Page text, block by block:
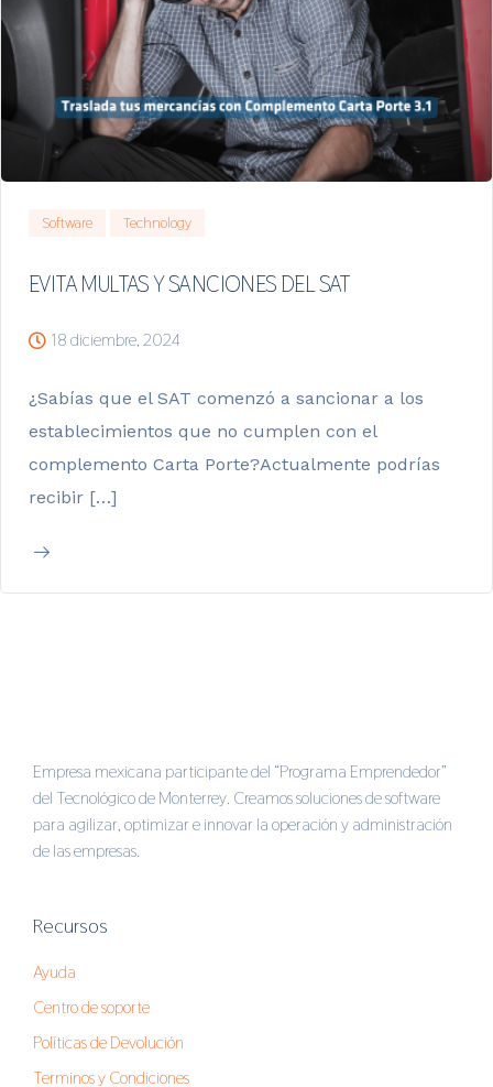
Software Technology
EVITA MULTAS Y SANCIONES DEL SAT
18 diciembre, 2024
¿Sabías que el SAT comenzó a sancionar a los
establecimientos que no cumplen con el
complemento Carta Porte?Actualmente podrías
recibir […]
Empresa mexicana participante del “Programa Emprendedor”
del Tecnológico de Monterrey. Creamos soluciones de software
para agilizar, optimizar e innovar la operación y administración
de las empresas.
Recursos
Ayuda
Centro de soporte
Políticas de Devolución
Terminos y Condiciones